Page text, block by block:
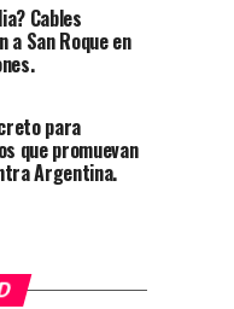
Cables
San Roque en
para
que promuevan
Argentina.